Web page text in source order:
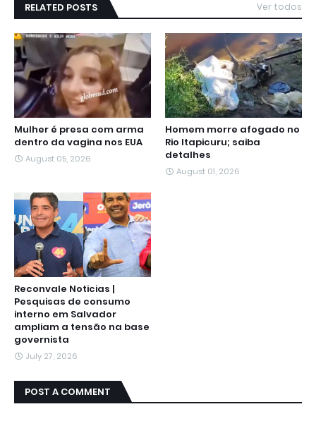
RELATED POSTS Ver todos
Mulher é presa com arma
dentro da vagina nos EUA
August 05, 2026
Homem morre afogado no
Rio Itapicuru; saiba
detalhes
August 01, 2026
Reconvale Noticias |
Pesquisas de consumo
interno em Salvador
ampliam a tensão na base
governista
July 27, 2026
POST A COMMENT